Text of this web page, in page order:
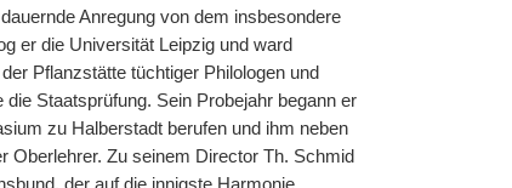
Anregung von dem insbesondere
er die Universität Leipzig und ward
Pflanzstätte tüchtiger Philologen und
Staatsprüfung. Sein Probejahr begann er
zu Halberstadt berufen und ihm neben
Zu seinem Director Th. Schmid